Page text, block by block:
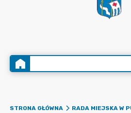
STRONA GŁÓWNA
RADA MIEJSKA W